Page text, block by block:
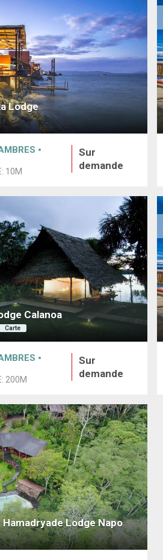
Lodge
10M
Sur
demande
Calanoa
Carte
200M
Sur
demande
Lodge Napo